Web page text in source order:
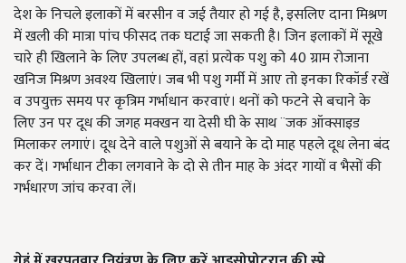
देश के निचले इलाकों में बरसीन व जई तैयार हो गई है, इसलिए दाना मिश्रण
में खली की मात्रा पांच फीसद तक घटाई जा सकती है। जिन इलाकों में सूखे
चारे ही खिलाने के लिए उपलब्ध हों, वहां प्रत्येक पशु को 40 ग्राम रोजाना
खनिज मिश्रण अवश्य खिलाएं। जब भी पशु गर्मी में आए तो इनका रिकॉर्ड रखें
व उपयुक्त समय पर कृत्रिम गर्भाधान करवाएं। थनों को फटने से बचाने के
लिए उन पर दूध की जगह मक्खन या देसी घी के साथ ¨जक ऑक्साइड
मिलाकर लगाएं। दूध देने वाले पशुओं से बयाने के दो माह पहले दूध लेना बंद
कर दें। गर्भाधान टीका लगवाने के दो से तीन माह के अंदर गायों व भैसों की
गर्भधारण जांच करवा लें।